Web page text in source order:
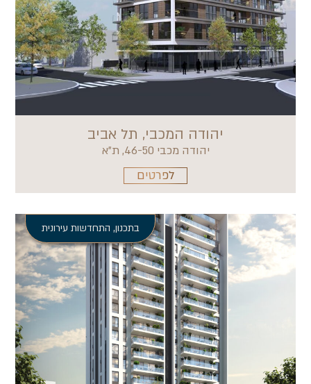
יהודה המכבי, תל אביב
יהודה מכבי 46-50, ת"א
לפרטים
בתכנון, התחדשות עירונית